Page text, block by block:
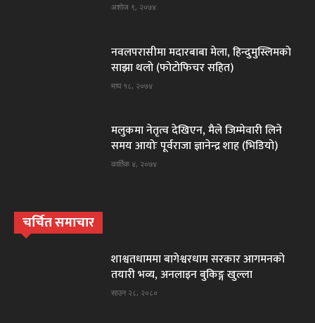
अशोज ९, २०७४
नवलपरासीमा मदारबाबा मेला, हिन्दुमुस्लिमकाे
साझा थलाे (फाेटाेफिचर सहित)
माघ १८, २०७४
मलुकमा नेतृत्व देखिएन, मैले जिम्मेवारी लिने
समय आयोः पूर्वराजा ज्ञानेन्द्र शाह (भिडियो)
कार्तिक ४, २०७४
चर्चित समाचार
शाश्वतधाममा बागेश्वरधाम सरकार आगमनकाे
तयारी भव्य, अनलाइन बुकिङ्ग खुल्ला
साउन २८, २०८०